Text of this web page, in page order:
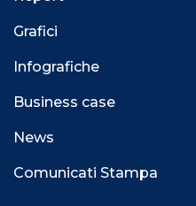
Grafici
Infografiche
Business case
News
Comunicati Stampa